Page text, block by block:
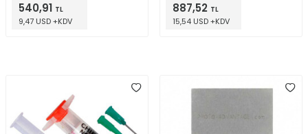
540,91 TL
9,47 USD +KDV
887,52 TL
15,54 USD +KDV